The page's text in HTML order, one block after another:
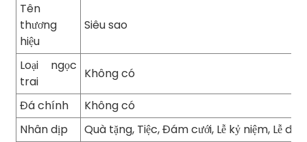
Tên
thương
hiệu
Siêu sao
Loại ngọc
trai
Không có
Đá chính
Không có
Nhân dịp
Quà tặng, Tiệc, Đám cưới, Lễ kỷ niệm, Lễ